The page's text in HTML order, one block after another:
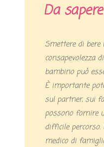
Da
Smettere di bere non è facile, ma la
consapevolezza
bambino può
È importante
sul partner, sui
possono fornire
difficile
medico di